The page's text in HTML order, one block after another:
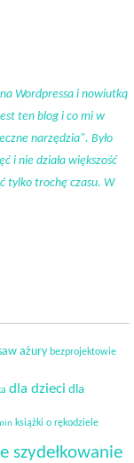
Wordpressa i nowiutką
ten blog i co mi w
narzędzia". Było
i nie działa większość
tylko trochę czasu. W
ażury bezprojektowie
dla dzieci dla
książki o rękodziele
szydełkowanie